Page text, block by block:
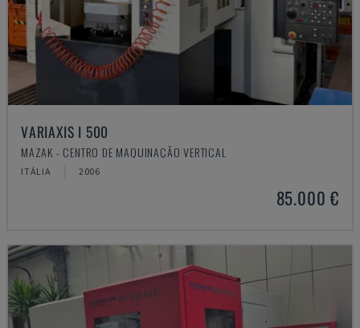
VARIAXIS I 500
MAZAK - CENTRO DE MAQUINAÇÃO VERTICAL
ITÁLIA 2006
85.000 €